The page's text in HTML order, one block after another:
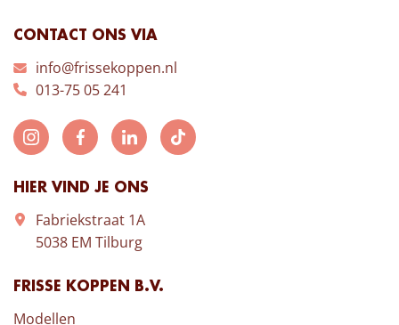
CONTACT ONS VIA
info@frissekoppen.nl
013-75 05 241
HIER VIND JE ONS
Fabriekstraat 1A
5038 EM Tilburg
FRISSE KOPPEN B.V.
Modellen